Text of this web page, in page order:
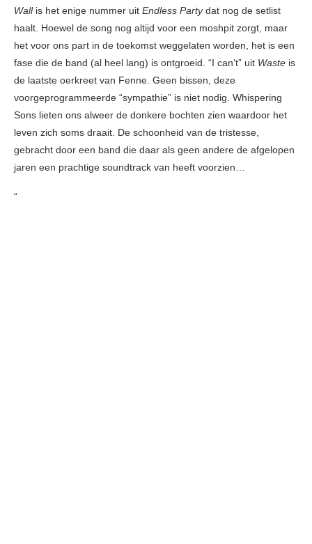
Wallis het enige nummer uit Endless Partydat nog de setlist
haalt. Hoewel de song nog altijd voor een moshpit zorgt, maar
het voor ons part in de toekomst weggelaten worden, het is een
fase die de band (al heel lang) is ontgroeid. “I can’t” uit Waste is
de laatste oerkreet van Fenne. Geen bissen, deze
voorgeprogrammeerde “sympathie” is niet nodig. Whispering
Sons lieten ons alweer de donkere bochten zien waardoor het
leven zich soms draait. De schoonheid van de tristesse,
gebracht door een band die daar als geen andere de afgelopen
jaren een prachtige soundtrack van heeft voorzien…
“